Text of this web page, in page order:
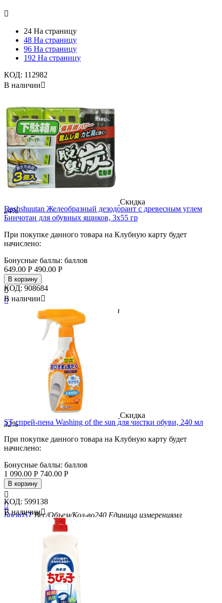

24 На страницу
48 На страницу
96 На страницу
192 На страницу
КОД: 112982
В наличии
Скидка
24%
Dashshuutan Желеобразный дезодорант с древесным углем
Бинчотан для обувных ящиков, 3х55 гр
При покупке данного товара на Клубную карту будет
начислено:
Бонусные баллы: баллов
649.00 Р 490.00 Р
В корзину


Dashshuutan Страна Япония
КОД: 908684
В наличии
Скидка
32%
ST спрей-пена Washing of the sun для чистки обуви, 240 мл
При покупке данного товара на Клубную карту будет
начислено:
Бонусные баллы: баллов
1 090.00 Р 740.00 Р
В корзину


БрендST Вес/Объем/Кол-во240 Единица измерениямл
КОД: 599138
В наличии